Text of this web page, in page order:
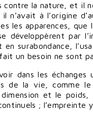
contre la nature, et il
il n’avait à l’origine
les apparences,
développèrent par
surabondance,
un besoin ne sont
dans les
de la vie, comme
et le
;